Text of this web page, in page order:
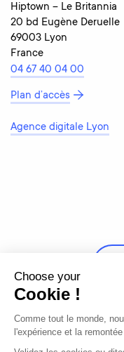
Hiptown – Le Britannia
20 bd Eugène Deruelle
69003 Lyon
France
04 67 40 04 00
Plan d’accès
Agence digitale Lyon
Choose your
Cookie !
Comme tout le monde,
l'expérience et la